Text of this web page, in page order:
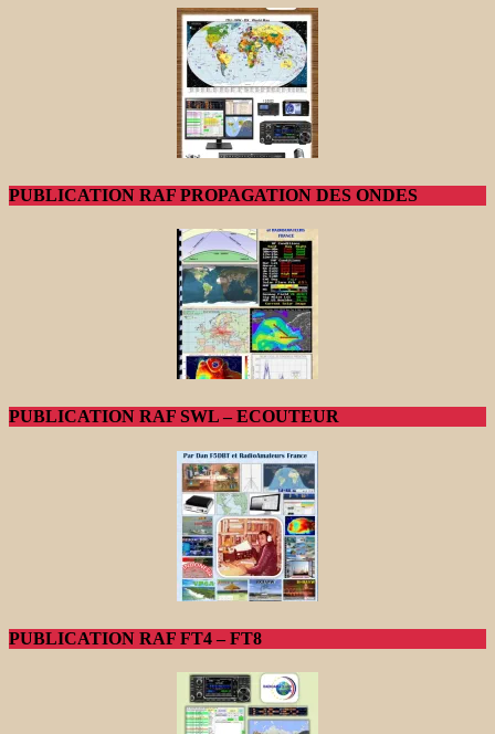
PUBLICATION RAF PROPAGATION DES ONDES
PUBLICATION RAF SWL – ECOUTEUR
PUBLICATION RAF FT4 – FT8